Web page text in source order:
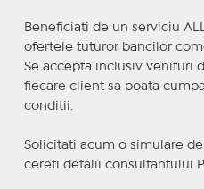
Beneficiati de un serviciu
ofertele tuturor bancilor
Se accepta inclusiv venituri
fiecare client sa poata
conditii.
Solicitati acum o simulare
cereti detalii consultantului